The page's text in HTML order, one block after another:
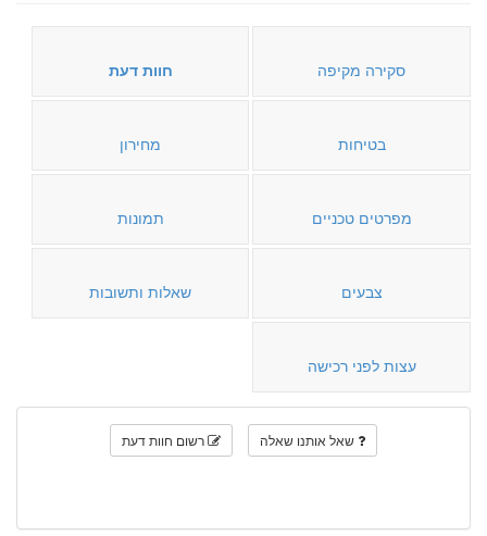
סקירה מקיפה חוות דעת
בטיחות מחירון
מפרטים טכניים תמונות
צבעים שאלות ותשובות
עצות לפני רכישה
שאל אותנו שאלה רשום חוות דעת